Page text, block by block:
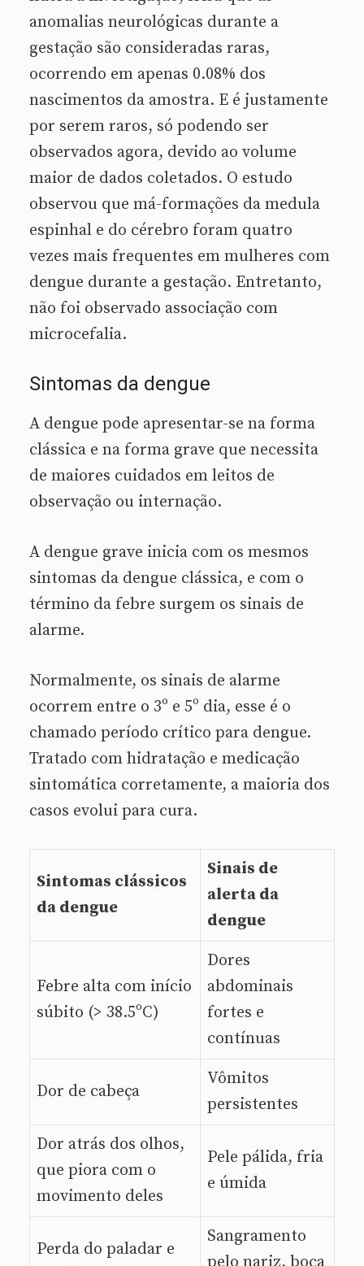
anomalias neurológicas durante a
gestação são consideradas raras,
ocorrendo em apenas 0.08% dos
nascimentos da amostra. E é justamente
por serem raros, só podendo ser
observados agora, devido ao volume
maior de dados coletados. O estudo
observou que má-formações da medula
espinhal e do cérebro foram quatro
vezes mais frequentes em mulheres com
dengue durante a gestação. Entretanto,
não foi observado associação com
microcefalia.
Sintomas da dengue
A dengue pode apresentar-se na forma
clássica e na forma grave que necessita
de maiores cuidados em leitos de
observação ou internação.
A dengue grave inicia com os mesmos
sintomas da dengue clássica, e com o
término da febre surgem os sinais de
alarme.
Normalmente, os sinais de alarme
ocorrem entre o 3º e 5º dia, esse é o
chamado período crítico para dengue.
Tratado com hidratação e medicação
sintomática corretamente, a maioria dos
casos evolui para cura.
Sintomas clássicos
da dengue
Sinais de
alerta da
dengue
Febre alta com início
súbito (> 38.5ºC)
Dores
abdominais
fortes e
contínuas
Dor de cabeça
Vômitos
persistentes
Dor atrás dos olhos,
que piora com o
movimento deles
Pele pálida, fria
e úmida
Perda do paladar e
Sangramento